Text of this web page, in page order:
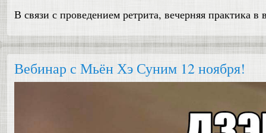
В связи с проведением ретрита, вечерняя практика в
Вебинар с Мьён Хэ Суним 12 ноября!